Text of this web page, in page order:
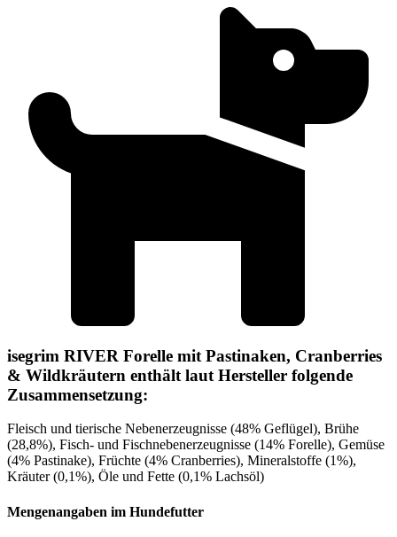
isegrim RIVER Forelle mit Pastinaken, Cranberries
& Wildkräutern enthält laut Hersteller folgende
Zusammensetzung:
Fleisch und tierische Nebenerzeugnisse (48% Geflügel), Brühe
(28,8%), Fisch- und Fischnebenerzeugnisse (14% Forelle), Gemüse
(4% Pastinake), Früchte (4% Cranberries), Mineralstoffe (1%),
Kräuter (0,1%), Öle und Fette (0,1% Lachsöl)
Mengenangaben im Hundefutter